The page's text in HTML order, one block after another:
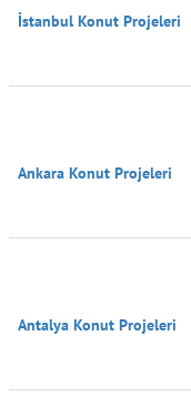
İstanbul Konut Projeleri
Ankara Konut Projeleri
Antalya Konut Projeleri